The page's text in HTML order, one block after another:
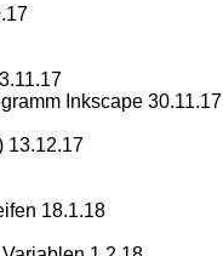
Inkscape 30.11.17
13.12.17
18.1.18